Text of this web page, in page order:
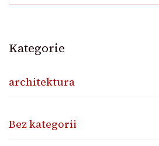
Kategorie
architektura
Bez kategorii